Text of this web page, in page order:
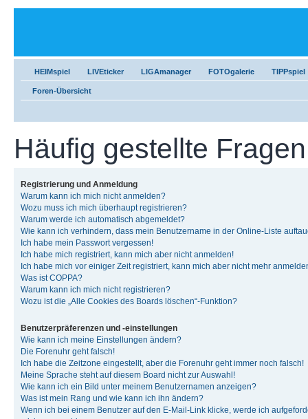
HEIMspiel LIVEticker LIGAmanager FOTOgalerie TIPPspiel
Foren-Übersicht
Häufig gestellte Fragen
Registrierung und Anmeldung
Warum kann ich mich nicht anmelden?
Wozu muss ich mich überhaupt registrieren?
Warum werde ich automatisch abgemeldet?
Wie kann ich verhindern, dass mein Benutzername in der Online-Liste
Ich habe mein Passwort vergessen!
Ich habe mich registriert, kann mich aber nicht anmelden!
Ich habe mich vor einiger Zeit registriert, kann mich aber nicht mehr
Was ist COPPA?
Warum kann ich mich nicht registrieren?
Wozu ist die „Alle Cookies des Boards löschen“-Funktion?
Benutzerpräferenzen und -einstellungen
Wie kann ich meine Einstellungen ändern?
Die Forenuhr geht falsch!
Ich habe die Zeitzone eingestellt, aber die Forenuhr geht immer noch falsch!
Meine Sprache steht auf diesem Board nicht zur Auswahl!
Wie kann ich ein Bild unter meinem Benutzernamen anzeigen?
Was ist mein Rang und wie kann ich ihn ändern?
Wenn ich bei einem Benutzer auf den E-Mail-Link klicke, werde ich